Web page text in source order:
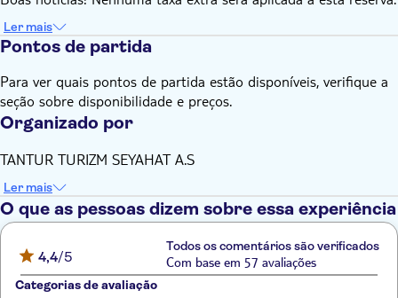
Ler mais
Pontos de partida
Para ver quais pontos de partida estão disponíveis, verifique a
seção sobre disponibilidade e preços.
Organizado por
TANTUR TURIZM SEYAHAT A.S
Ler mais
O que as pessoas dizem sobre essa experiência
4,4/5
Todos os comentários são verificados
Com base em 57 avaliações
Categorias de avaliação